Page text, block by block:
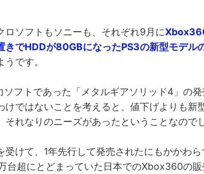
ロソフトもソニーも、それぞれ9月に
きでHDDが80GBになったPS3の新型モデル
です。
ソフトであった「メタルギアソリッド4」の
けではないことを考えると、値下げよりも
それなりのニーズがあったということなので
受けて、1年先行して発売されたにもかかわ
台超にとどまっていた日本でのXbox360の